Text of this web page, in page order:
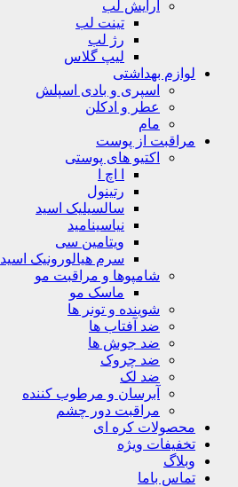
آرایش لب
تینت لب
رژ لب
لیپ گلاس
لوازم بهداشتی
اسپری و بادی اسپلش
عطر و ادکلن
مام
مراقبت از پوست
اکتیو های پوستی
ا اچ ا
رتینول
سالسیلیک اسید
نیاسینامید
ویتامین سی
سرم هیالورونیک اسید
شامپوها و مراقبت مو
ماسک مو
شوینده و تونر ها
ضد آفتاب ها
ضد جوش ها
ضد چروک
ضد لک
آبرسان و مرطوب کننده
مراقبت دور چشم
محصولات کره ای
تخفیفات ویژه
وبلاگ
تماس باما